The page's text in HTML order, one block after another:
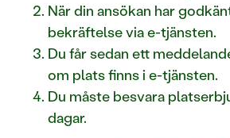
När din ansökan har
bekräftelse via e-tjänsten.
Du får sedan ett
om plats finns i e-tjänsten.
Du måste besvara
dagar.